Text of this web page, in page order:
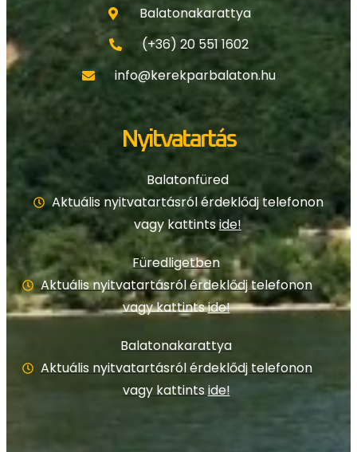
Balatonakarattya
(+36) 20 551 1602
info@kerekparbalaton.hu
Nyitvatartás
Balatonfüred
Aktuális nyitvatartásról érdeklődj telefonon
vagy kattintside!
Füredligetben
Aktuális nyitvatartásról érdeklődj telefonon
vagy kattintside!
Balatonakarattya
Aktuális nyitvatartásról érdeklődj telefonon
vagy kattintside!